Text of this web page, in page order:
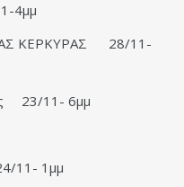
4μμ
ΚΕΡΚΥΡΑΣ 28/11-
23/11- 6μμ
11- 1μμ